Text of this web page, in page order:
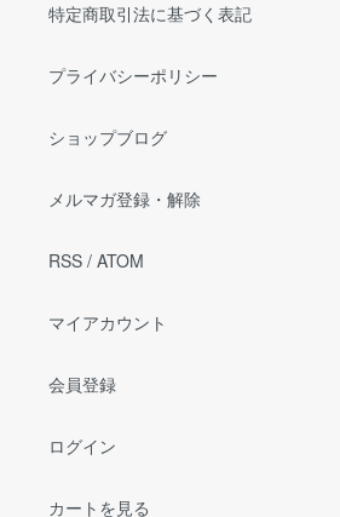
特定商取引法に基づく表記
プライバシーポリシー
ショップブログ
メルマガ登録・解除
RSS / ATOM
マイアカウント
会員登録
ログイン
カートを見る